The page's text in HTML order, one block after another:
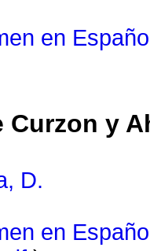
en
Curzon y
D.
en